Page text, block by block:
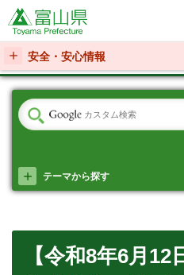
富山県
安全・安心情報
テーマから探す
【令和8年6月12